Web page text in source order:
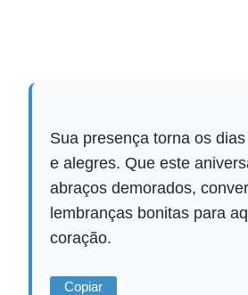
Sua presença torna os
e alegres. Que este
abraços demorados,
lembranças bonitas para
coração.
Copiar